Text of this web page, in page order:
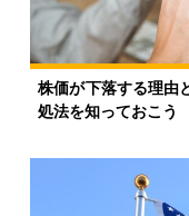
株価が下落する理由
処法を知っておこう